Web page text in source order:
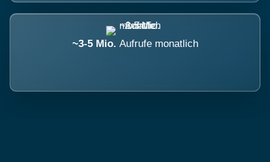
~3-5 Mio. Aufrufe monatlich